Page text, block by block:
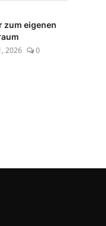
zum eigenen
2026 0